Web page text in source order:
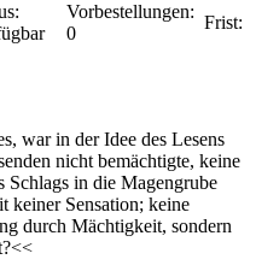
Vorbestellungen:
0
Frist:
war in der Idee des Lesens
nicht bemächtigte, keine
Schlags in die Magengrube
keiner Sensation; keine
durch Mächtigkeit, sondern